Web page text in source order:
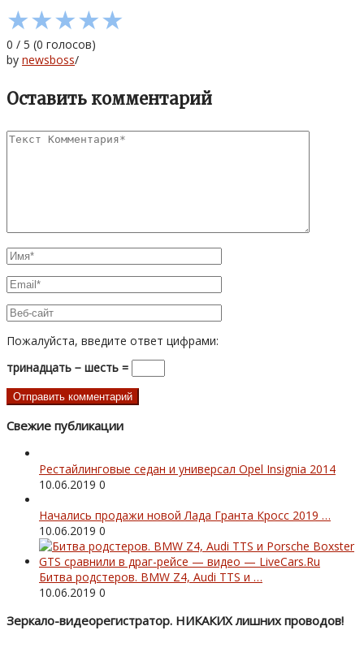
★★★★★
0 / 5 (0 голосов)
by newsboss/
Оставить комментарий
Пожалуйста, введите ответ цифрами:
тринадцать − шесть =
Свежие публикации
Рестайлинговые седан и универсал Opel Insignia 2014
10.06.2019 0
Начались продажи новой Лада Гранта Кросс 2019 …
10.06.2019 0
Битва родстеров. BMW Z4, Audi TTS и …
10.06.2019 0
Зеркало-видеорегистратор. НИКАКИХ лишних проводов!